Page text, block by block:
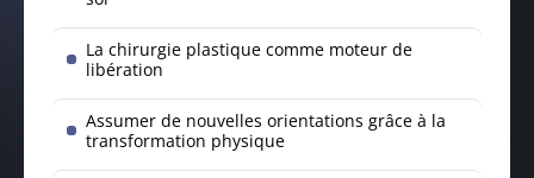
La chirurgie plastique comme moteur de
libération
Assumer de nouvelles orientations grâce à la
transformation physique